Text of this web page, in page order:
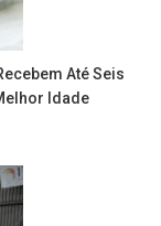
Até Seis
Idade